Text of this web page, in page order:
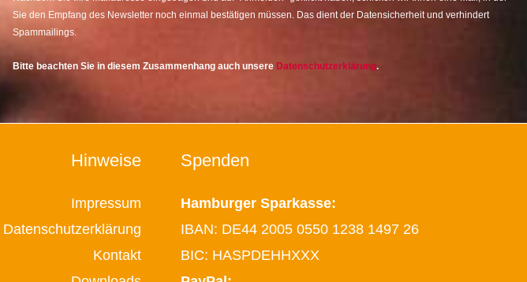
Sie den Empfang des Newsletter noch einmal bestätigen müssen. Das dient der Datensicherheit und verhindert
Spammailings.
Bitte beachten Sie in diesem Zusammenhang auch unsere Datenschutzerklärung.
Hinweise
Impressum
Datenschutzerklärung
Kontakt
Spenden
Hamburger Sparkasse:
IBAN: DE44 2005 0550 1238 1497 26
BIC: HASPDEHHXXX